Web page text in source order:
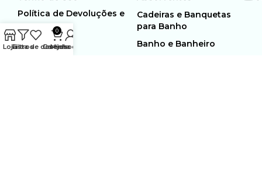
Política de Devoluções e
Cadeiras e Banquetas
para Banho
Banho e Banheiro
LojaFiltros
Lista de desejos
0
Carrinho
Minha conta